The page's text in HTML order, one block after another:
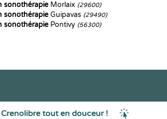
sonothérapie Morlaix (29600)
sonothérapie Guipavas (29490)
sonothérapie Pontivy (56300)
tout en douceur !